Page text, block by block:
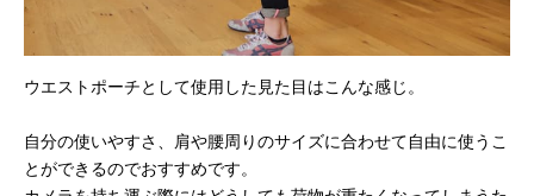
ウエストポーチとして使用した見た目はこんな感じ。
自分の使いやすさ、肩や腰周りのサイズに合わせて自由に使うこ
とができるのでおすすめです。